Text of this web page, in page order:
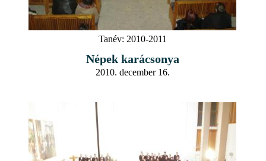
Tanév: 2010-2011
Népek karácsonya
2010. december 16.